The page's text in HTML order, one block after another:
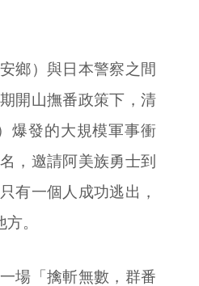
鄉）與日本警察之間
開山撫番政策下，清
爆發的大規模軍事衝
，邀請阿美族勇士到
有一個人成功逃出，
。
場「擒斬無數，群番